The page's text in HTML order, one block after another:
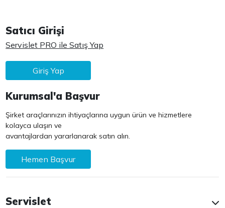
Satıcı Girişi
Servislet PRO ile Satış Yap
Giriş Yap
Kurumsal'a Başvur
Şirket araçlarınızın ihtiyaçlarına uygun ürün ve hizmetlere
kolayca ulaşın ve
avantajlardan yararlanarak satın alın.
Hemen Başvur
Servislet